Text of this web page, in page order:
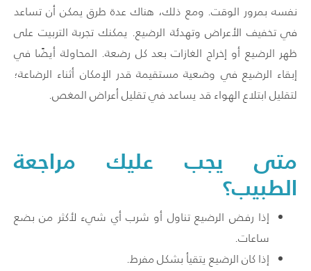
نفسه بمرور الوقت. ومع ذلك، هناك عدة طرق يمكن أن تساعد
في تخفيف الأعراض وتهدئة الرضيع. يمكنك تجربة التربيت على
ظهر الرضيع أو إخراج الغازات بعد كل رضعة. المحاولة أيضًا في
إبقاء الرضيع في وضعية مستقيمة قدر الإمكان أثناء الرضاعة؛
لتقليل ابتلاع الهواء قد يساعد في تقليل أعراض المغص.
متى يجب عليك مراجعة
الطبيب؟
إذا رفض الرضيع تناول أو شرب أي شيء لأكثر من بضع
ساعات.
إذا كان الرضيع يتقيأ بشكل مفرط.